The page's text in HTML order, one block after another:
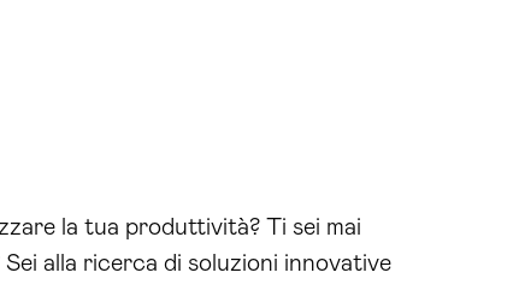
la tua produttività? Ti sei mai
Sei alla ricerca di soluzioni innovative